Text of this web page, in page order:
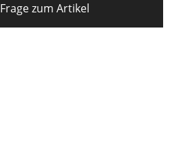
Frage zum Artikel